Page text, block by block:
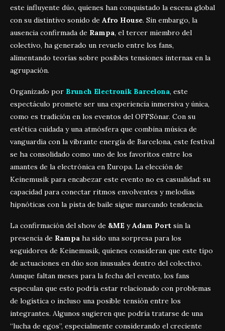
este influyente dúo, quienes han conquistado la escena global
con su distintivo sonido de Afro House. Sin embargo, la
ausencia confirmada de Rampa, el tercer miembro del
colectivo, ha generado un revuelo entre los fans,
alimentando teorías sobre posibles tensiones internas en la
agrupación.
Organizado por Brunch Electronik Barcelona, este
espectáculo promete ser una experiencia inmersiva y única,
como es tradición en los eventos del OFFSónar. Con su
estética cuidada y una atmósfera que combina música de
vanguardia con la vibrante energía de Barcelona, este festival
se ha consolidado como uno de los favoritos entre los
amantes de la electrónica en Europa. La elección de
Keinemusik para encabezar este evento no es casualidad: su
capacidad para conectar ritmos envolventes y melodías
hipnóticas con la pista de baile sigue marcando tendencia.
La confirmación del show de &ME yAdam Port sin la
presencia de Rampa ha sido una sorpresa para los
seguidores de Keinemusik, quienes consideran que este tipo
de actuaciones en dúo son inusuales dentro del colectivo.
Aunque faltan meses para la fecha del evento, los fans
especulan que esto podría estar relacionado con problemas
de logística o incluso una posible tensión entre los
integrantes. Algunos sugieren que podría tratarse de una
“lucha de egos”, especialmente considerando el creciente